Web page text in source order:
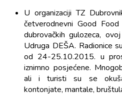
U organizaciji TZ
četverodnevni Good
dubrovačkih gulozeca,
Udruga DEŠA. Radionice
od 24-25.10.2015. u
iznimno posjećene.
ali i turisti su se
kontonjate, mantale,